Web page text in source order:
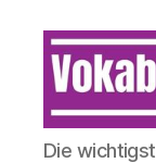
Die